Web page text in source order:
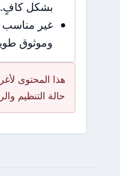
بشكل كافٍ.
غير
وموثوق
هذا المحتوى
حالة التنظيم